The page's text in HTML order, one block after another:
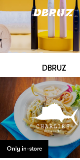
DBRUZ
Only in-store